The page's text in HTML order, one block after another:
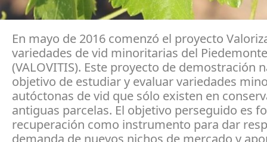
En mayo de 2016 comenzó el proyecto
variedades de vid minoritarias del
(VALOVITIS). Este proyecto de demostración
objetivo de estudiar y evaluar variedades
autóctonas de vid que sólo existen en
antiguas parcelas. El objetivo perseguido es
recuperación como instrumento para dar
demanda de nuevos nichos de mercado y